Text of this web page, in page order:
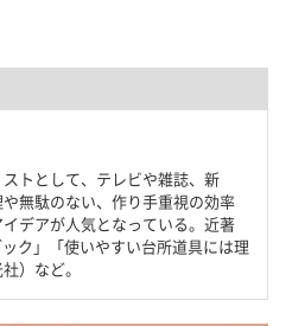
トとして、テレビや雑誌、新
無駄のない、作り手重視の効率
デアが人気となっている。近著
ク」「使いやすい台所道具には理
）など。